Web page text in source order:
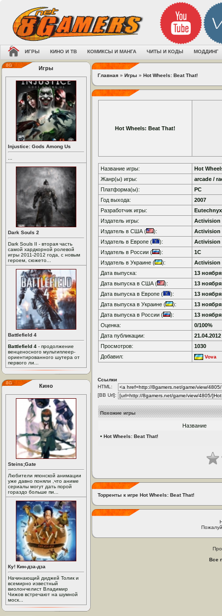
ИГРЫ КИНО И ТВ КОМИКСЫ И МАНГА ЧИТЫ И КОДЫ МОДДИНГ
Игры
Injustice: Gods Among Us
Dark Souls 2
Dark Souls II - вторая часть
самой хардкорной ролевой
игры 2011-2012 года, с новым
героем, сюжето...
Battlefield 4
Battlefield 4 - продолжение
венценосного мультиплеер-
ориентированного шутера от
первого ли...
Кино
Steins;Gate
Любители японской анимации
уже давно поняли ,что аниме
сериалы могут дать порой
гораздо больше пи...
Ку! Кин-дза-дза
Начинающий диджей Толик и
всемирно известный
виолончелист Владимир
Чижов встречают на шумной
моск...
Главная » Игры » Hot Wheels: Beat That!
Hot Wheels: Beat That!
Название игры:
Hot
Жанр(ы) игры:
arcade /
Платформа(ы):
PC
Год выхода:
2007
Разработчик игры:
Eutechnyx
Издатель игры:
Activision
Издатель в США (
):
Activision
Издатель в Европе (
):
Activision
Издатель в России (
):
1C
Издатель в Украине (
):
Activision
Дата выпуска:
13 ноября
Дата выпуска в США (
):
13 ноября
Дата выпуска в Европе (
):
13 ноября
Дата выпуска в Украине (
):
13 ноября
Дата выпуска в России (
):
13 ноября
Оценка:
0/100%
Дата публикации:
21.04.2012
Просмотров:
1030
Добавил:
Vova
Ссылки
HTML:
[BB Url]:
Похожие игры
Название
• Hot Wheels: Beat That!
Торренты к игре Hot Wheels: Beat That!
Все